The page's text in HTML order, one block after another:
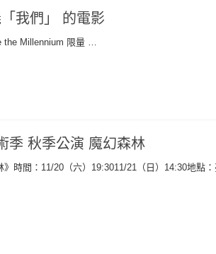
我們」 的電影
the Millennium 限量 …
季 秋季公演 魔幻森林
》時間：11/20（六）19:3011/21（日）14:30地點